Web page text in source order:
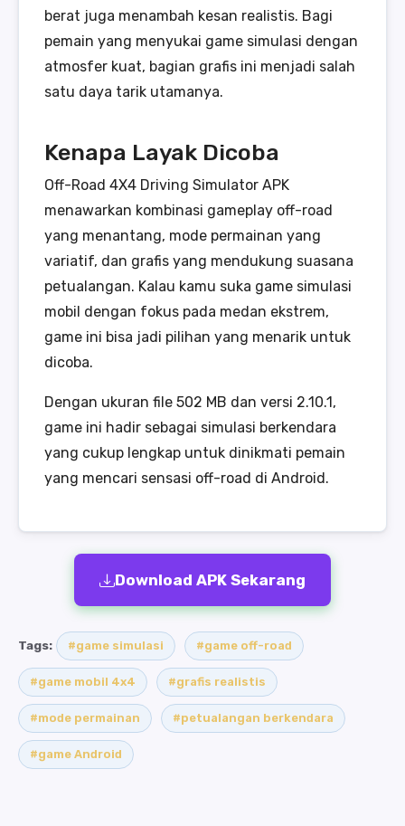
berat juga menambah kesan realistis. Bagi
pemain yang menyukai game simulasi dengan
atmosfer kuat, bagian grafis ini menjadi salah
satu daya tarik utamanya.
Kenapa Layak Dicoba
Off-Road 4X4 Driving Simulator APK
menawarkan kombinasi gameplay off-road
yang menantang, mode permainan yang
variatif, dan grafis yang mendukung suasana
petualangan. Kalau kamu suka game simulasi
mobil dengan fokus pada medan ekstrem,
game ini bisa jadi pilihan yang menarik untuk
dicoba.
Dengan ukuran file 502 MB dan versi 2.10.1,
game ini hadir sebagai simulasi berkendara
yang cukup lengkap untuk dinikmati pemain
yang mencari sensasi off-road di Android.
Download APK Sekarang
Tags: #game simulasi #game off-road
#game mobil 4x4 #grafis realistis
#mode permainan #petualangan berkendara
#game Android